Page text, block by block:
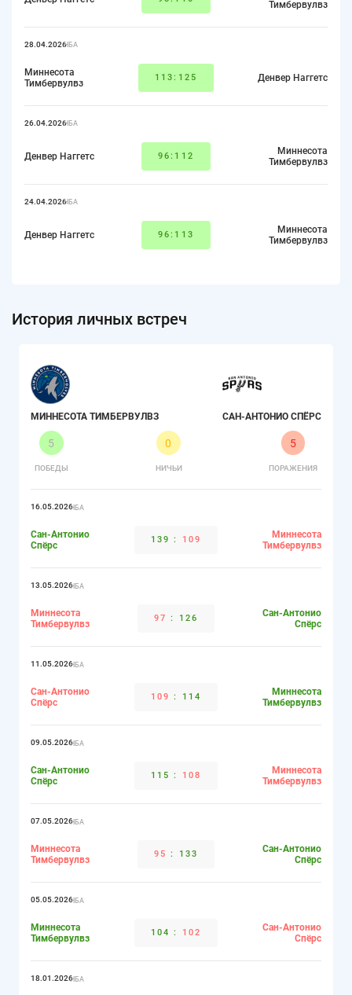
Тимбервулвз
28.04.2026НБА
Миннесота
Тимбервулвз
113:125 Денвер Наггетс
26.04.2026НБА
Денвер Наггетс 96:112
Миннесота
Тимбервулвз
24.04.2026НБА
Денвер Наггетс 96:113
Миннесота
Тимбервулвз
История личных встреч
МИННЕСОТА ТИМБЕРВУЛВЗ
5
ПОБЕДЫ
0
НИЧЬИ
5
ПОРАЖЕНИЯ
САН-АНТОНИО СПЁРС
16.05.2026НБА
Сан-Антонио
Спёрс
139 : 109
Миннесота
Тимбервулвз
13.05.2026НБА
Миннесота
Тимбервулвз
97 : 126
Сан-Антонио
Спёрс
11.05.2026НБА
Сан-Антонио
Спёрс
109 : 114
Миннесота
Тимбервулвз
09.05.2026НБА
Сан-Антонио
Спёрс
115 : 108
Миннесота
Тимбервулвз
07.05.2026НБА
Миннесота
Тимбервулвз
95 : 133
Сан-Антонио
Спёрс
05.05.2026НБА
Миннесота
Тимбервулвз
104 : 102
Сан-Антонио
Спёрс
18.01.2026НБА